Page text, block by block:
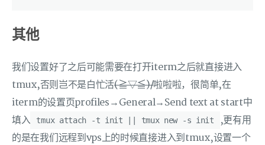
其他
我们设置好了之后可能需要在打开iterm之后就直接进入
tmux,否则岂不是白忙活(≧▽≦)/啦啦啦，很简单,在
iterm的设置页profiles→General→Send text at start中
填入
tmux attach -t init || tmux new -s init
,更有用
的是在我们远程到vps上的时候直接进入到tmux,设置一个